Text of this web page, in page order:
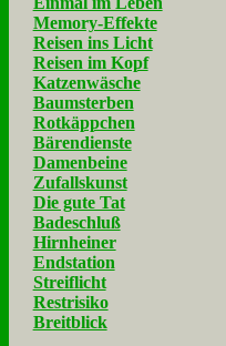
Memory-Effekte
Reisen ins Licht
Reisen im Kopf
Katzenwäsche
Baumsterben
Rotkäppchen
Bärendienste
Damenbeine
Zufallskunst
Die gute Tat
Badeschluß
Hirnheiner
Endstation
Streiflicht
Restrisiko
Breitblick